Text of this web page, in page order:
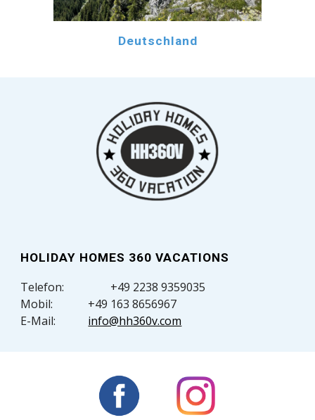
Deutschland
HOLIDAY HOMES 360 VACATIONS
Telefon:
+49 2238 9359035
Mobil:
+49 163 8656967
E-Mail:
info@hh360v.com